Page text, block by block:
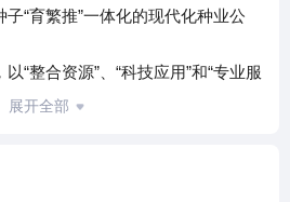
“育繁推”一体化的现代化种业公
“整合资源”、“科技应用”和“专业服
农资集供、作物耕种、烘储运销、
代化民族种业企业，公司从而实
展开全部